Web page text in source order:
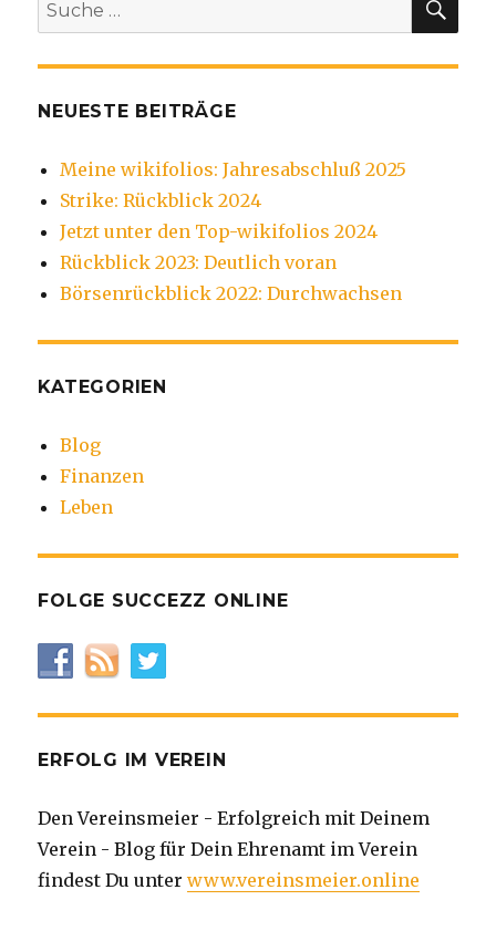
nach:
NEUESTE BEITRÄGE
Meine wikifolios: Jahresabschluß 2025
Strike: Rückblick 2024
Jetzt unter den Top-wikifolios 2024
Rückblick 2023: Deutlich voran
Börsenrückblick 2022: Durchwachsen
KATEGORIEN
Blog
Finanzen
Leben
FOLGE SUCCEZZ ONLINE
ERFOLG IM VEREIN
Den Vereinsmeier - Erfolgreich mit Deinem
Verein - Blog für Dein Ehrenamt im Verein
findest Du unterwww.vereinsmeier.online